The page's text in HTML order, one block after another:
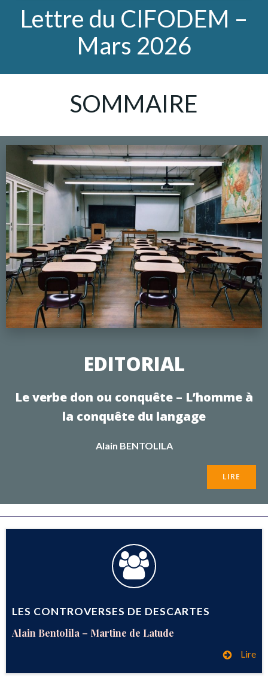
Lettre du CIFODEM –
Mars 2026
SOMMAIRE
EDITORIAL
Le verbe don ou conquête – L’homme à
la conquête du langage
Alain BENTOLILA
LIRE
LES CONTROVERSES DE DESCARTES
Alain Bentolila – Martine de Latude
Lire